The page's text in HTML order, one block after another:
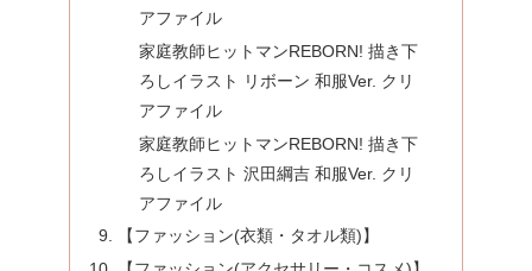
アファイル
家庭教師ヒットマンREBORN! 描き下
ろしイラスト リボーン 和服Ver. クリ
アファイル
家庭教師ヒットマンREBORN! 描き下
ろしイラスト 沢田綱吉 和服Ver. クリ
アファイル
【ファッション(衣類・タオル類)】